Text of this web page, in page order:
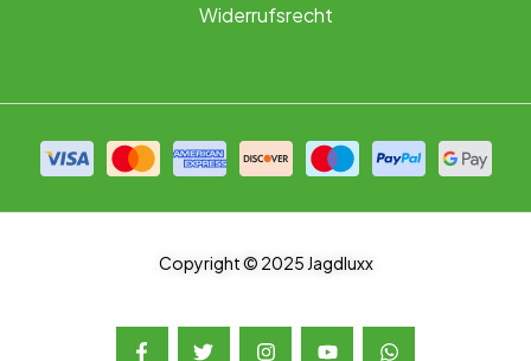
Widerrufsrecht
Copyright © 2025 Jagdluxx